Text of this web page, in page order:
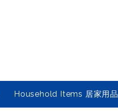
Household Items 居家用品